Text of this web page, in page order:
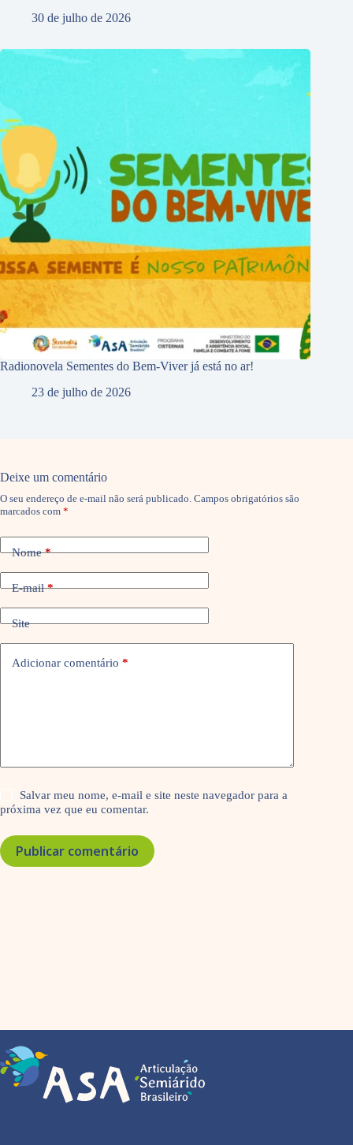
30 de julho de 2026
Radionovela Sementes do Bem-Viver já está no ar!
23 de julho de 2026
Deixe um comentário
O seu endereço de e-mail não será publicado. Campos obrigatórios são
marcados com *
Nome*
E-mail*
Site
Adicionar comentário *
Salvar meu nome, e-mail e site neste navegador para a
próxima vez que eu comentar.
Publicar comentário